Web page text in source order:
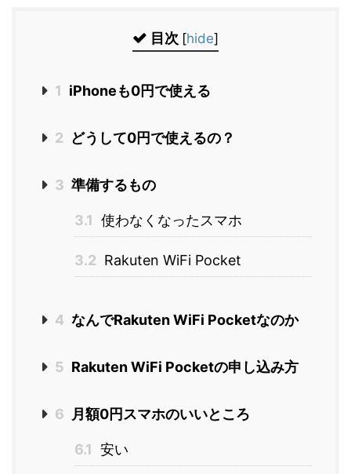
目次 [hide]
1 iPhoneも0円で使える
2 どうして0円で使えるの？
3 準備するもの
3.1 使わなくなったスマホ
3.2 Rakuten WiFi Pocket
4 なんでRakuten WiFi Pocketなのか
5 Rakuten WiFi Pocketの申し込み方
6 月額0円スマホのいいところ
6.1 安い